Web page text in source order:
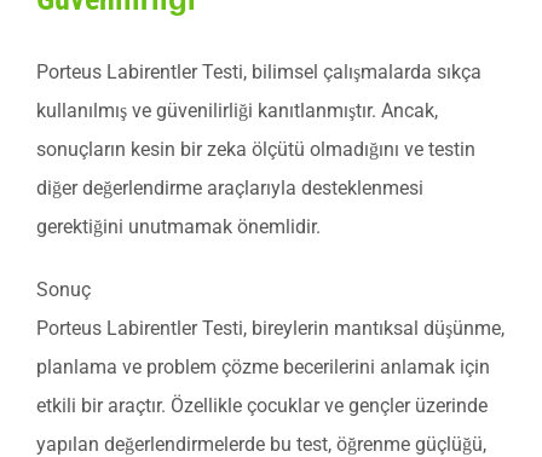
Porteus Labirentler Testi, bilimsel çalışmalarda sıkça
kullanılmış ve güvenilirliği kanıtlanmıştır. Ancak,
sonuçların kesin bir zeka ölçütü olmadığını ve testin
diğer değerlendirme araçlarıyla desteklenmesi
gerektiğini unutmamak önemlidir.
Sonuç
Porteus Labirentler Testi, bireylerin mantıksal düşünme,
planlama ve problem çözme becerilerini anlamak için
etkili bir araçtır. Özellikle çocuklar ve gençler üzerinde
yapılan değerlendirmelerde bu test, öğrenme güçlüğü,